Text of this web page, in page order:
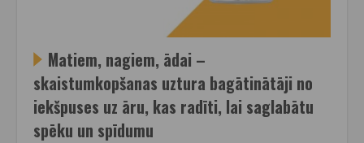
Matiem, nagiem, ādai –
skaistumkopšanas uztura bagātinātāji no
iekšpuses uz āru, kas radīti, lai saglabātu
spēku un spīdumu